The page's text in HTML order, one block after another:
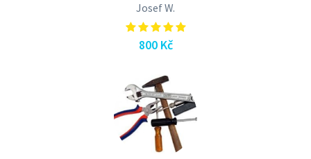
Josef W.
800 Kč